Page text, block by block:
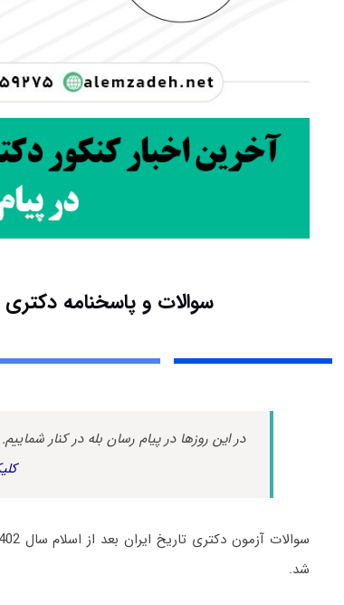
سوالات و پاسخنامه دکتری
در این روزها در پیام رسان بله در کنار شماییم.
شد.